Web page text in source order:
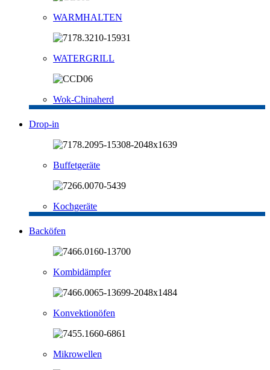
WARMHALTEN
WATERGRILL
Wok-Chinaherd
Drop-in
Buffetgeräte
Kochgeräte
Backöfen
Kombidämpfer
Konvektionöfen
Mikrowellen